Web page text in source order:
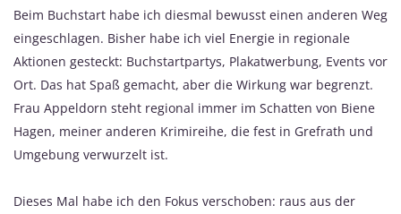
Beim Buchstart habe ich diesmal bewusst einen anderen Weg
eingeschlagen. Bisher habe ich viel Energie in regionale
Aktionen gesteckt: Buchstartpartys, Plakatwerbung, Events vor
Ort. Das hat Spaß gemacht, aber die Wirkung war begrenzt.
Frau Appeldorn steht regional immer im Schatten von Biene
Hagen, meiner anderen Krimireihe, die fest in Grefrath und
Umgebung verwurzelt ist.
Dieses Mal habe ich den Fokus verschoben: raus aus der